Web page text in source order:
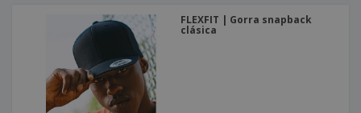
FLEXFIT | Gorra snapback
clásica